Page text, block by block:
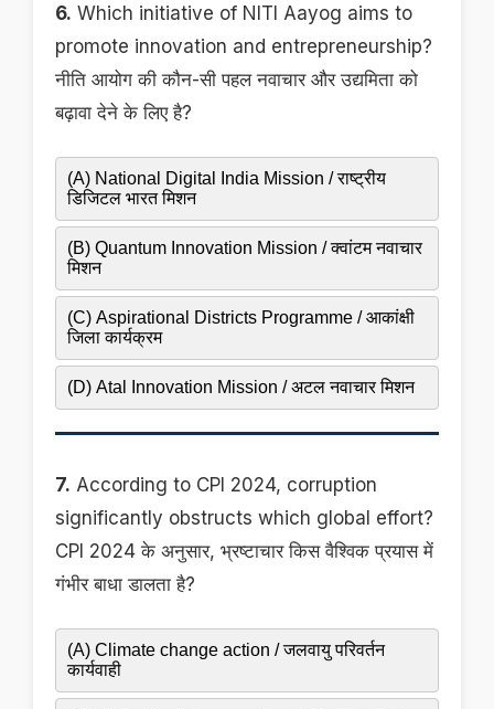
6. Which initiative of NITI Aayog aims to
promote innovation and entrepreneurship?
नीति आयोग की कौन-सी पहल नवाचार और उद्यमिता को
बढ़ावा देने के लिए है?
(A) National Digital India Mission / राष्ट्रीय
डिजिटल भारत मिशन
(B) Quantum Innovation Mission / क्वांटम नवाचार
मिशन
(C) Aspirational Districts Programme / आकांक्षी
जिला कार्यक्रम
(D) Atal Innovation Mission / अटल नवाचार मिशन
7. According to CPI 2024, corruption
significantly obstructs which global effort?
CPI 2024 के अनुसार, भ्रष्टाचार किस वैश्विक प्रयास में
गंभीर बाधा डालता है?
(A) Climate change action / जलवायु परिवर्तन
कार्यवाही